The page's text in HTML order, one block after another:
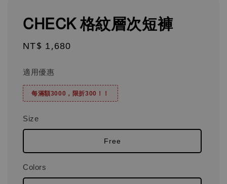
CHECK 格紋層次短褲
Regular
NT$ 1,680
適用優惠
每滿額3000，限折300！！
Size
Free
Colors